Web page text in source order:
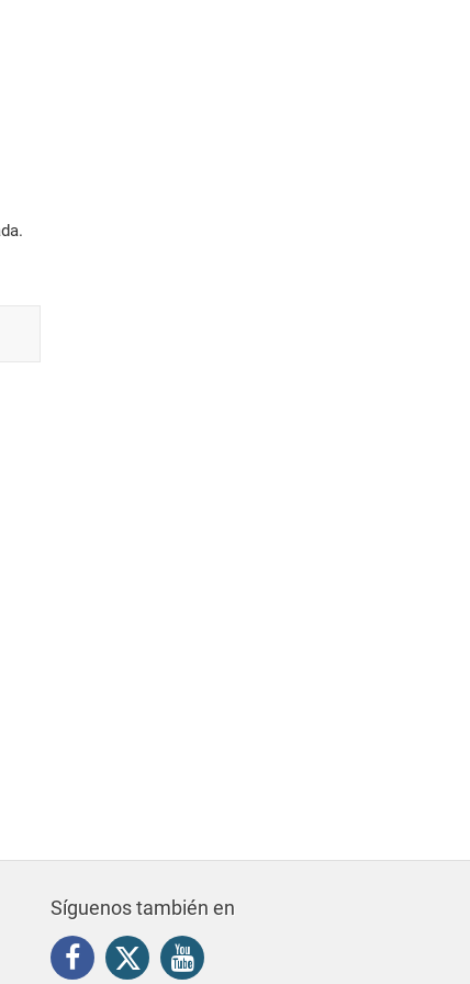
Síguenos también en